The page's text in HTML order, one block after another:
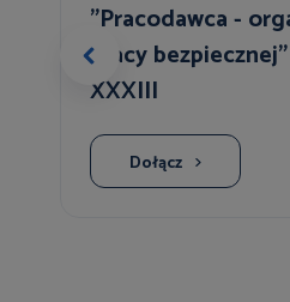
"Pracodawca -
pracy
XXXIII
Dołącz